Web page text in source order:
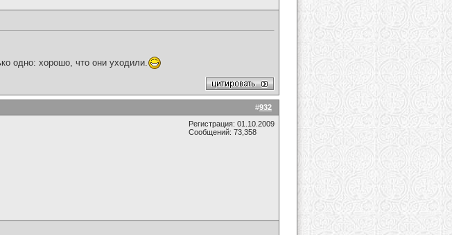
одно: хорошо, что они уходили.
#932
Регистрация: 01.10.2009
Сообщений: 73,358